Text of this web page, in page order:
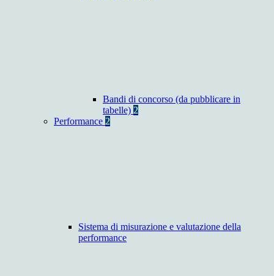
Bandi di concorso (da pubblicare in
tabelle) 2
Performance 2
Sistema di misurazione e valutazione della
performance